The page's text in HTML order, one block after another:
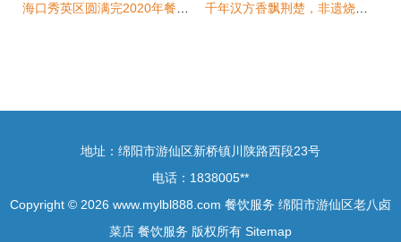
地址：绵阳市游仙区新桥镇川陕路西段23号
电话：1838005**
Copyright © 2026 www.mylbl888.com 餐饮服务 绵阳市游仙区老八卤
菜店 餐饮服务 版权所有 Sitemap